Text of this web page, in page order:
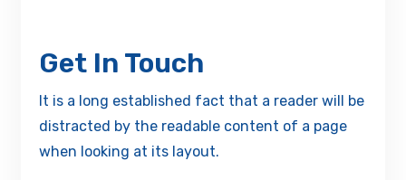
Get In Touch
It is a long established fact that a reader will be
distracted by the readable content of a page
when looking at its layout.